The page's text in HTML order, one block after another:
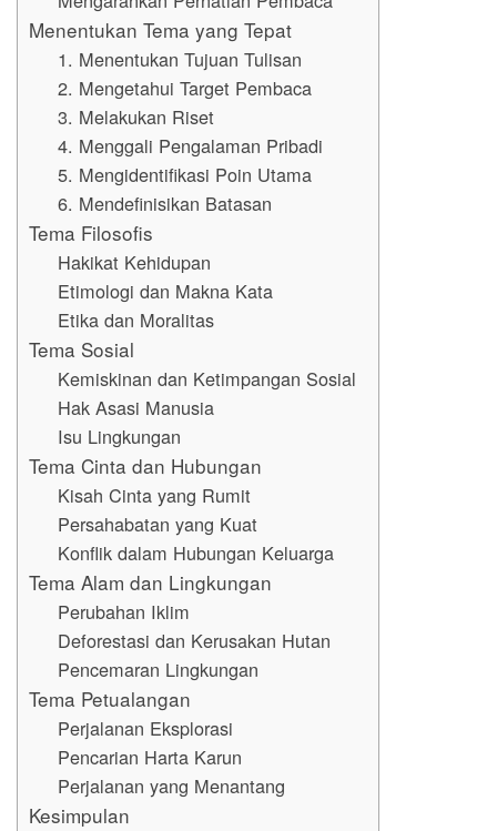
Menentukan Tema yang Tepat
1. Menentukan Tujuan Tulisan
2. Mengetahui Target Pembaca
3. Melakukan Riset
4. Menggali Pengalaman Pribadi
5. Mengidentifikasi Poin Utama
6. Mendefinisikan Batasan
Tema Filosofis
Hakikat Kehidupan
Etimologi dan Makna Kata
Etika dan Moralitas
Tema Sosial
Kemiskinan dan Ketimpangan Sosial
Hak Asasi Manusia
Isu Lingkungan
Tema Cinta dan Hubungan
Kisah Cinta yang Rumit
Persahabatan yang Kuat
Konflik dalam Hubungan Keluarga
Tema Alam dan Lingkungan
Perubahan Iklim
Deforestasi dan Kerusakan Hutan
Pencemaran Lingkungan
Tema Petualangan
Perjalanan Eksplorasi
Pencarian Harta Karun
Perjalanan yang Menantang
Kesimpulan